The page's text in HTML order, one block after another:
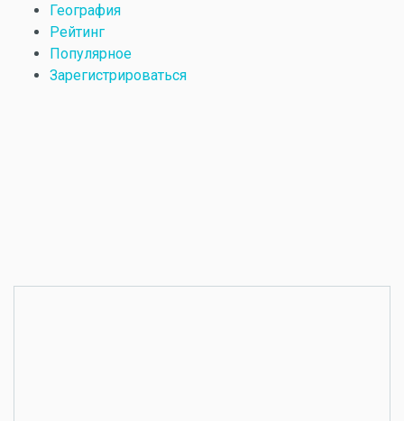
География
Рейтинг
Популярное
Зарегистрироваться